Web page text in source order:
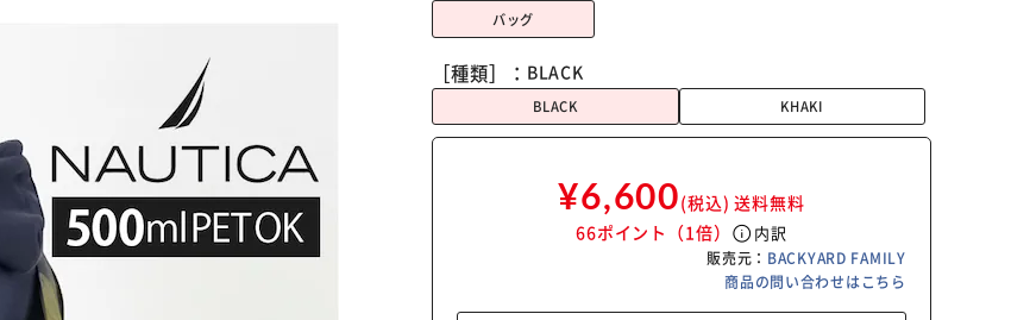
バッグ
［種類］： BLACK
BLACK KHAKI
¥6,600(税込) 送料無料
66ポイント （1倍） info内訳
販売元： BACKYARD FAMILY
商品の問い合わせはこちら